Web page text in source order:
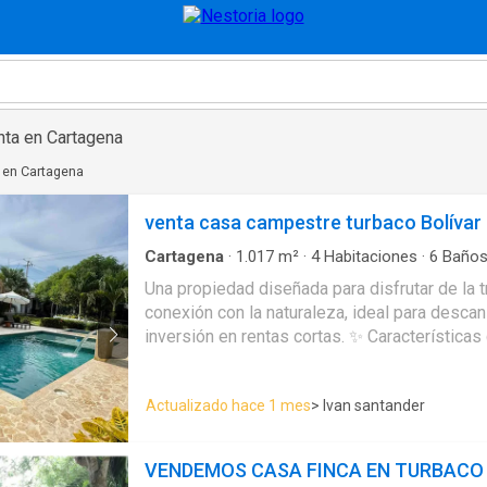
en Cartagena
Cartagena
venta casa campestre turbaco Bolívar
Cartagena · 1.017 m² · 4Habitaciones · 6 Baños
Electricidad·
·Jacuzzi·Gas natural·Vista panorámica·
de agua· Agua · Patio·Área infantil·Vigilante·
discapacidad ·Jardín ·Barbecue·Caseta de
Una propiedad diseñada para disfrutar de la
conexión con la naturaleza, ideal para
inversión en rentas cortas. ✨ Características destacadas: 🛏 4 habitaciones
Playground para niños 🐶 Zona especial
totalmente equipada 🧺 Área de labores 📦
Parqueadero privado para 4 vehículos 🌳
espacio exclusivo muy cerca de Cartagena.
Actualizado hace 1 mes> Ivan santander
VENDEMOS CASA FINCA EN TURBACO